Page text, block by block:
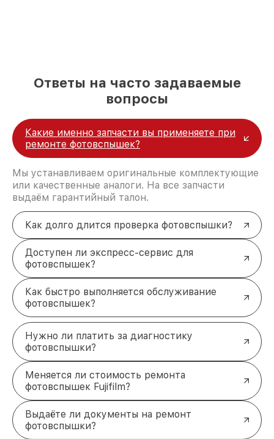
Ответы на часто задаваемые
вопросы
Какие именно запчасти вы применяете при
ремонте фотовспышек?
Мы устанавливаем оригинальные комплектующие
или качественные аналоги. На все запчасти
выдаём гарантийный талон.
Как долго длится проверка фотовспышки?
Доступен ли экспресс-сервис для
фотовспышек?
Как быстро выполняется обслуживание
фотовспышек?
Нужно ли платить за диагностику
фотовспышки?
Меняется ли стоимость ремонта
фотовспышек Fujifilm?
Выдаёте ли документы на ремонт
фотовспышки?